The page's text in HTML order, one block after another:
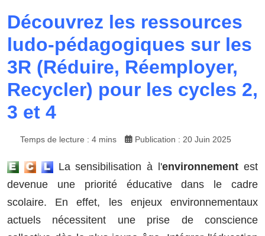
Découvrez les ressources
ludo-pédagogiques sur les
3R (Réduire, Réemployer,
Recycler) pour les cycles 2,
3 et 4
Temps de lecture : 4 mins Publication : 20 Juin 2025
La sensibilisation à l'environnement est
devenue une priorité éducative dans le cadre
scolaire. En effet, les enjeux environnementaux
actuels nécessitent une prise de conscience